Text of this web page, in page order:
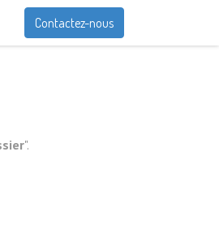
Contactez-nous
".